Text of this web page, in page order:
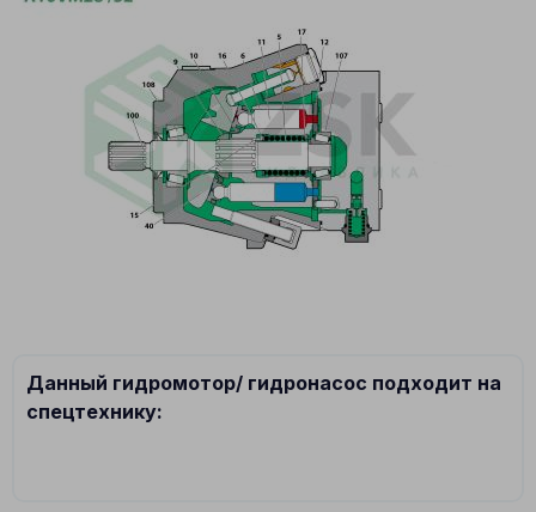
Данный гидромотор/ гидронасос подходит на
спецтехнику: